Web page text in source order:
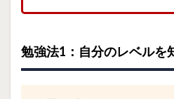
勉強法1：自分のレベルを